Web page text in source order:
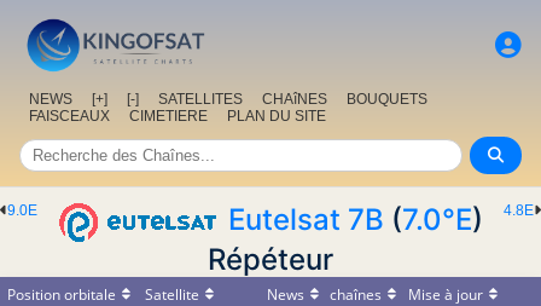
NEWS [+] [-] SATELLITES CHAîNES
BOUQUETS
FAISCEAUX
CIMETIERE PLAN DU SITE
4.8E
9.0E Eutelsat 7B (7.0°E)
Répéteur
Position orbitale Satellite News chaînes
Mise à jour